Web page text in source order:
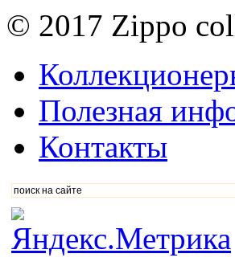
© 2017 Zippo
Полезная
Контакты